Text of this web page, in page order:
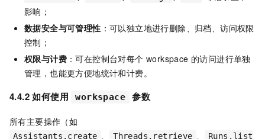
影响；
数据安全与可管理性 ：可以独立地进行删除、归档、访问权限
控制；
权限与计费 ：可在控制台对每个 workspace 的访问进行单独
管理，也能更方便地统计和计费。
4.4.2 如何使用 workspace 参数
所有主要操作（如
Assistants.create Threads.retrieve Runs.list